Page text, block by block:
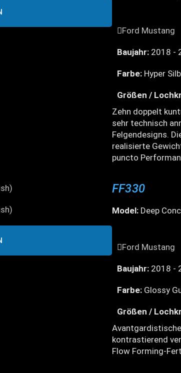
Ford Mustang
Baujahr: 2018 -
Farbe: Hyper
Größen /
Zehn doppelt
sehr technisch
Felgendesigns.
realisierte
puncto
FF330
Model: Deep
Ford Mustang
Baujahr: 2018 -
Farbe: Glossy
Größen /
kontrastierend
Flow Forming-